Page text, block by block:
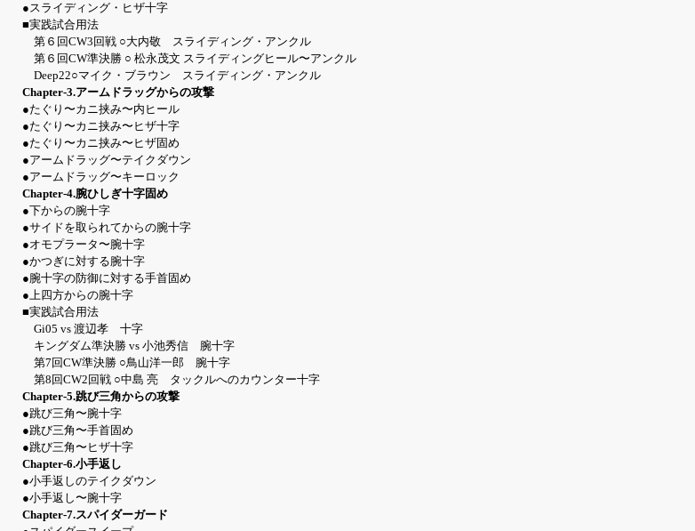
●スライディング・ヒザ十字
■実践試合用法
第６回CW3回戦 ○大内敬 スライディング・アンクル
第６回CW準決勝 ○ 松永茂文 スライディングヒール〜アンクル
Deep22○マイク・ブラウン スライディング・アンクル
Chapter-3.アームドラッグからの攻撃
●たぐり〜カニ挟み〜内ヒール
●たぐり〜カニ挟み〜ヒザ十字
●たぐり〜カニ挟み〜ヒザ固め
●アームドラッグ〜テイクダウン
●アームドラッグ〜キーロック
Chapter-4.腕ひしぎ十字固め
●下からの腕十字
●サイドを取られてからの腕十字
●オモプラータ〜腕十字
●かつぎに対する腕十字
●腕十字の防御に対する手首固め
●上四方からの腕十字
■実践試合用法
Gi05 vs 渡辺孝 十字
キングダム準決勝 vs 小池秀信 腕十字
第7回CW準決勝 ○鳥山洋一郎 腕十字
第8回CW2回戦 ○中島 亮 タックルへのカウンター十字
Chapter-5.跳び三角からの攻撃
●跳び三角〜腕十字
●跳び三角〜手首固め
●跳び三角〜ヒザ十字
Chapter-6.小手返し
●小手返しのテイクダウン
●小手返し〜腕十字
Chapter-7.スパイダーガード